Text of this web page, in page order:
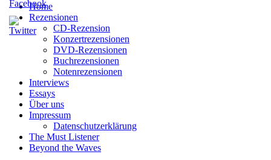
Home
Rezensionen
CD-Rezension
Konzertrezensionen
DVD-Rezensionen
Buchrezensionen
Notenrezensionen
Interviews
Essays
Über uns
Impressum
Datenschutzerklärung
The Must Listener
Beyond the Waves